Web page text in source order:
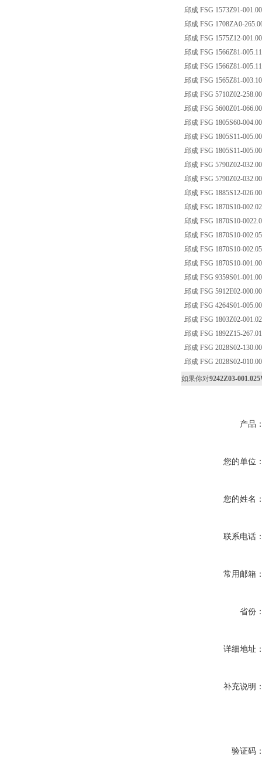
邱成 FSG 1573Z91-
邱成 FSG 1708ZA0-
邱成 FSG 1575Z12-
邱成 FSG 1566Z81-
邱成 FSG 1566Z81-
邱成 FSG 1565Z81-
邱成 FSG 5710Z02-
邱成 FSG 5600Z01-
邱成 FSG 1805S60-
邱成 FSG 1805S11-
邱成 FSG 1805S11-
邱成 FSG 5790Z02-
邱成 FSG 5790Z02-
邱成 FSG 1885S12-
邱成 FSG 1870S10-
邱成 FSG 1870S10-
邱成 FSG 1870S10-
邱成 FSG 1870S10-
邱成 FSG 1870S10-
邱成 FSG 9359S01-
邱成 FSG 5912E02-
邱成 FSG 4264S01-
邱成 FSG 1803Z02-
邱成 FSG 1892Z15-
邱成 FSG 2028S02-
邱成 FSG 2028S02-
如果你对9242Z03-
产品
您的单位
您的姓名
联系电话
常用邮箱
省份
详细地址
补充说明
验证码